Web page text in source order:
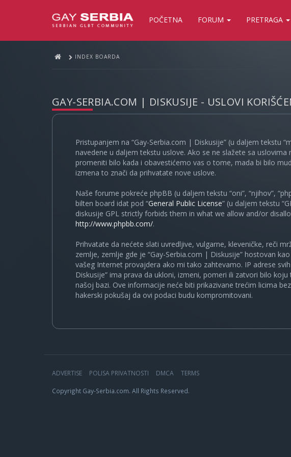
POČETNA FORUM PRETRAGA
INDEX BOARDA
GAY-SERBIA.COM | DISKUSIJE - USLOVI
Pristupanjem na “Gay-Serbia.com | Diskusije” (u daljem tekstu
navedene u daljem tekstu uslove. Ako se ne slažete sa
promeniti bilo kada i obavestićemo vas o tome, mada bi bilo
izmena to znači da prihvatate nove uslove.
Naše forume pokreće phpBB (u daljem tekstu “oni”, “njihov”,
bilten board idat pod “General Public License” (u daljem tekstu
diskusije GPL strictly forbids them in what we allow and/or
http://www.phpbb.com/.
Prihvatate da nećete slati uvredljive, vulgarne, kleveničke, reči
zemlje, zemlje gde je “Gay-Serbia.com | Diskusije” hostovan
vašeg Internet provajdera ako mi tako zahtevamo. IP adrese
Diskusije” ima prava da ukloni, izmeni, pomeri ili zatvori bilo
našoj bazi. Ove informacije neće biti prikazivane trećim licima
hakerski pokušaj da ovi podaci budu kompromitovani.
ADVERTISE POLISA PRIVATNOSTI DMCA TERMS
Copyright Gay-Serbia.com. All Rights Reserved.